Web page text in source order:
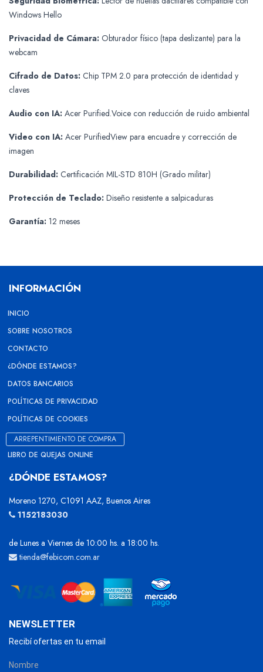
Windows Hello
Privacidad de Cámara: Obturador físico (tapa deslizante) para la
webcam
Cifrado de Datos: Chip TPM 2.0 para protección de identidad y
claves
Audio con IA: Acer Purified.Voice con reducción de ruido ambiental
Video con IA: Acer PurifiedView para encuadre y corrección de
imagen
Durabilidad: Certificación MIL-STD 810H (Grado militar)
Protección de Teclado: Diseño resistente a salpicaduras
Garantía: 12 meses
INFORMACIÓN
INICIO
SOBRE NOSOTROS
CONTACTO
¿DÓNDE ESTAMOS?
DATOS BANCARIOS
POLÍTICAS DE PRIVACIDAD
POLÍTICAS DE COOKIES
ARREPENTIMIENTO DE COMPRA
LIBRO DE QUEJAS ONLINE
¿DÓNDE ESTAMOS?
Moreno 1270, C1091 AAZ, Buenos Aires
1152183030
de Lunes a Viernes de 10:00 hs. a 18:00 hs.
tienda@febicom.com.ar
NEWSLETTER
Recibí ofertas en tu email